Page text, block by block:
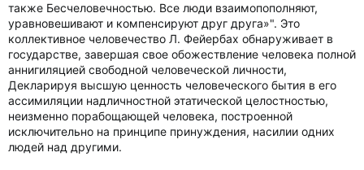
также Бесчеловечностью. Все люди взаимопополняют,
уравновешивают и компенсируют друг друга»". Это
коллективное человечество Л. Фейербах обнаруживает в
государстве, завершая свое обожествление человека полной
аннигиляцией свободной человеческой личности,
Декларируя высшую ценность человеческого бытия в его
ассимиляции надличностной этатической целостностью,
неизменно порабощающей человека, построенной
исключительно на принципе принуждения, насилии одних
людей над другими.